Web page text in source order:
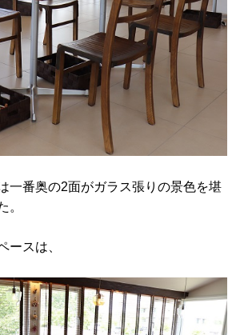
一番奥の2面がガラス張りの景色を堪
。
ースは、